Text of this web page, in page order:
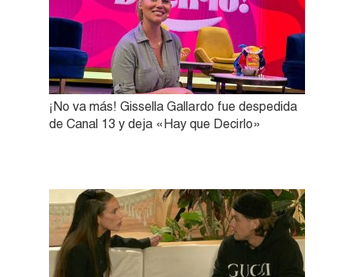
¡No va más! Gissella Gallardo fue despedida
de Canal 13 y deja «Hay que Decirlo»